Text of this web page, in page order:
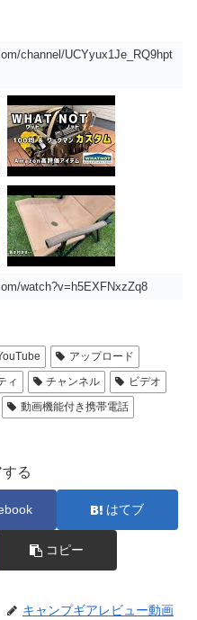
channel/UCYyux1Je_RQ9hpt
watch?v=h5EXFNxzZq8
アップロード
ィ チャンネル
ビデオ
動画機能付き携帯電話
る
はてブ
コピー
キャンプギアレビュー動画